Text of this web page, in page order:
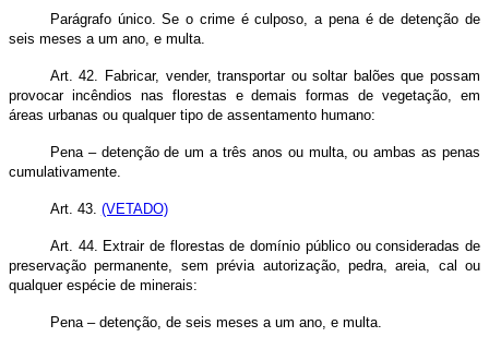
Parágrafo único. Se o crime é culposo, a pena é de detenção de
seis meses a um ano, e multa.
Art. 42. Fabricar, vender, transportar ou soltar balões que possam
provocar incêndios nas florestas e demais formas de vegetação, em
áreas urbanas ou qualquer tipo de assentamento humano:
Pena – detenção de um a três anos ou multa, ou ambas as penas
cumulativamente.
Art. 43. (VETADO)
Art. 44. Extrair de florestas de domínio público ou consideradas de
preservação permanente, sem prévia autorização, pedra, areia, cal ou
qualquer espécie de minerais:
Pena – detenção, de seis meses a um ano, e multa.